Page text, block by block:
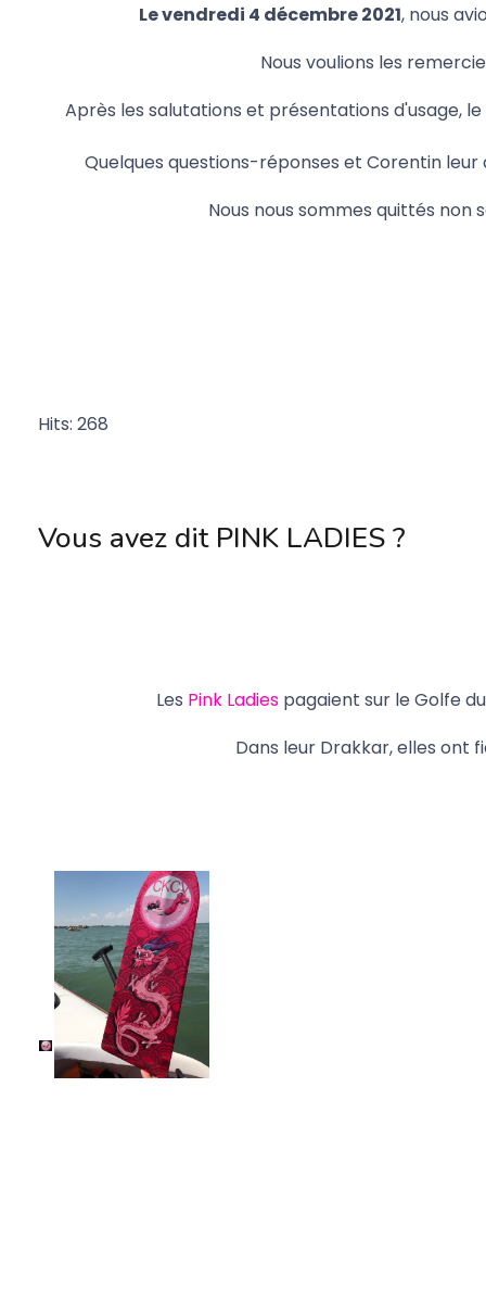
Le vendredi 4 décembre 2021, nous
Nous voulions les
Après les salutations et présentations d'usage,
Quelques questions-réponses et Corentin leur
Nous nous sommes quittés
Hits: 268
Vous avez dit PINK LADIES ?
Les Pink Ladies pagaient sur le Golfe
Dans leur Drakkar, elles ont